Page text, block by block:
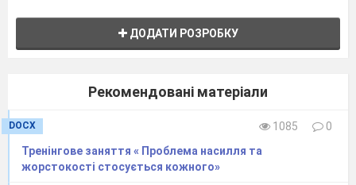
ДОДАТИ РОЗРОБКУ
Рекомендовані матеріали
DOCX 1085
0
Тренінгове заняття « Проблема насилля та
жорстокості стосується кожного»